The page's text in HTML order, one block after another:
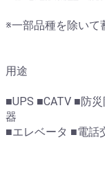
※一部品種を除いて
用途
■UPS ■CATV ■防
器
■エレベータ ■電話